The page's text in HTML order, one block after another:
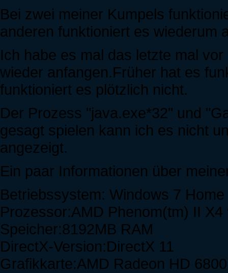
Bei zwei meiner Kumpels
anderen funktioniert es wiederum
Ich habe es mal das letzte mal
wieder anfangen.Früher hat es
funktioniert es plötzlich nicht.
Der Prozess "java.exe*32" und
gesagt spielen kann ich es nicht
angezeigt.
Ein paar Informationen über
Betriebssystem: Windows 7
Prozessor:AMD Phenom(tm) II
Speicher:8192MB RAM
DirectX-Version:DirectX 11
Grafikkarte:AMD Radeon HD